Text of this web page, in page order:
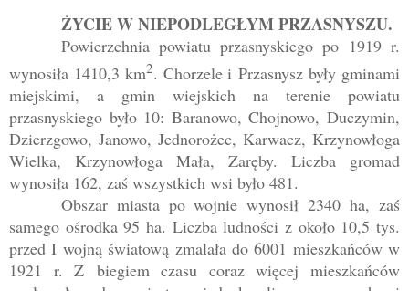
ŻYCIE W NIEPODLEGŁYM PRZASNYSZU.
Powierzchnia powiatu przasnyskiego po 1919 r.
wynosiła 1410,3 km2. Chorzele i Przasnysz były gminami
miejskimi, a gmin wiejskich na terenie powiatu
przasnyskiego było 10: Baranowo, Chojnowo, Duczymin,
Dzierzgowo, Janowo, Jednorożec, Karwacz, Krzynowłoga
Wielka, Krzynowłoga Mała, Zaręby. Liczba gromad
wynosiła 162, zaś wszystkich wsi było 481.
Obszar miasta po wojnie wynosił2340 ha, zaś
samego ośrodka95 ha. Liczba ludności z około 10,5 tys.
przed I wojną światową zmalała do 6001 mieszkańców w
1921 r. Z biegiem czasu coraz więcej mieszkańców